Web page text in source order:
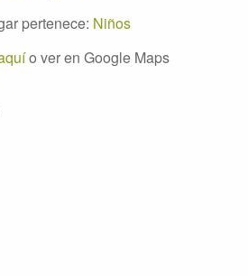
pertenece: Niños
o ver en Google Maps